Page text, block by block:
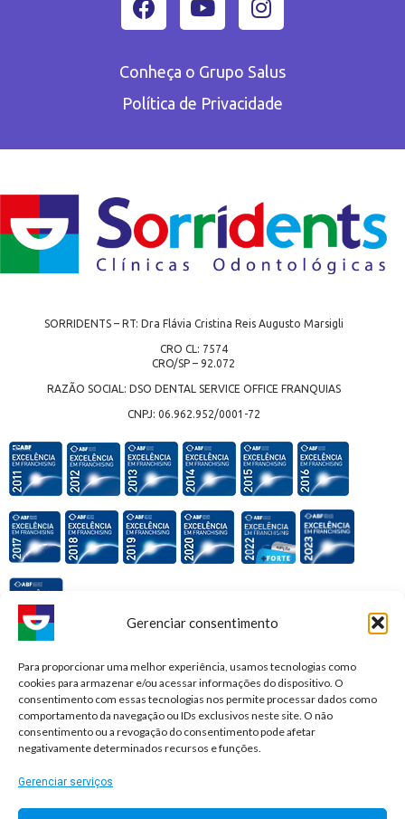
Gerenciar consentimento
Para proporcionar uma melhor experiência, usamos tecnologias como
cookies para armazenar e/ou acessar informações do dispositivo. O
consentimento com essas tecnologias nos permite processar dados como
comportamento da navegação ou IDs exclusivos neste site. O não
consentimento ou a revogação do consentimento pode afetar
negativamente determinados recursos e funções.
Gerenciar serviços
Conheça o Grupo Salus
Política de Privacidade
SORRIDENTS – RT: Dra Flávia Cristina Reis Augusto Marsigli
CRO CL: 7574
CRO/SP – 92.072
RAZÃO SOCIAL: DSO DENTAL SERVICE OFFICE FRANQUIAS
CNPJ: 06.962.952/0001-72
Premiações e honrarias: